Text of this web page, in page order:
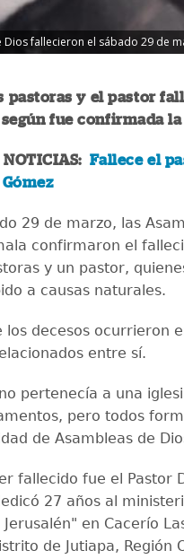
fallecieron el sábado 29 de
pastoras y el pastor
según fue confirmada
NOTICIAS: Fallece el
29 de marzo, las
confirmaron el
y un pastor,
a causas naturales.
los decesos ocurrieron
entre sí.
pertenecía a una
pero todos
de Asambleas de
fallecido fue el Pastor
27 años al
en Cacerío
de Jutiapa, Región